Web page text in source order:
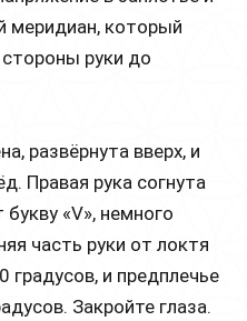
меридиан, который
руки до
развёрнута вверх, и
Правая рука согнута
«V», немного
часть руки от локтя
градусов, и предплечье
Закройте глаза.